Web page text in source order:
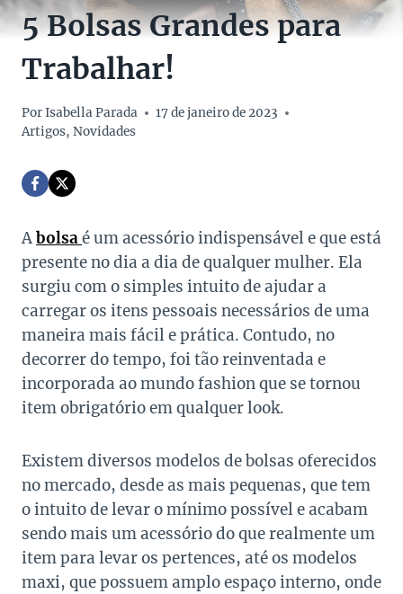
5 Bolsas Grandes para
Trabalhar!
PorIsabella Parada
17 de janeiro de 2023
Artigos, Novidades
Abolsaé um acessório indispensável e que está
presente no dia a dia de qualquer mulher. Ela
surgiu com o simples intuito de ajudar a
carregar os itens pessoais necessários de uma
maneira mais fácil e prática. Contudo, no
decorrer do tempo, foi tão reinventada e
incorporada ao mundo fashion que se tornou
item obrigatório em qualquer look.
Existem diversos modelos de bolsas oferecidos
no mercado, desde as mais pequenas, que tem
o intuito de levar o mínimo possível e acabam
sendo mais um acessório do que realmente um
item para levar os pertences, até os modelos
maxi, que possuem amplo espaço interno, onde